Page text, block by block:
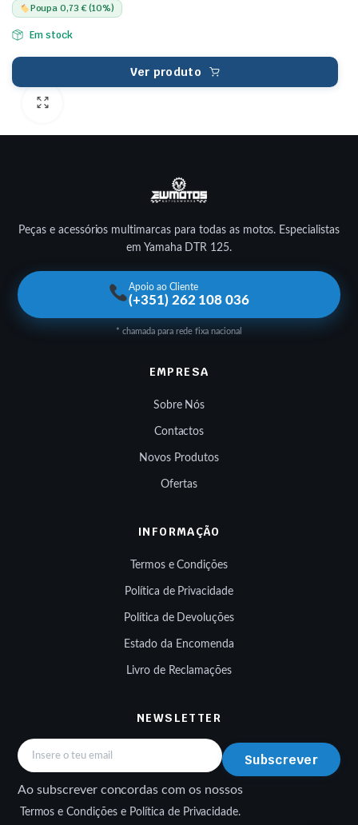
Poupa 0,73 € (10%)
Em stock
Ver produto
Peças e acessórios multimarcas para todas as motos. Especialistas
em Yamaha DTR 125.
Apoio ao Cliente
(+351) 262 108 036
* chamada para rede fixa nacional
EMPRESA
Sobre Nós
Contactos
Novos Produtos
Ofertas
INFORMAÇÃO
Termos e Condições
Política de Privacidade
Política de Devoluções
Estado da Encomenda
Livro de Reclamações
NEWSLETTER
Subscrever
Ao subscrever concordas com os nossos
Termos e Condições e Política de Privacidade.